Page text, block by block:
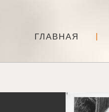
ГЛАВНАЯ